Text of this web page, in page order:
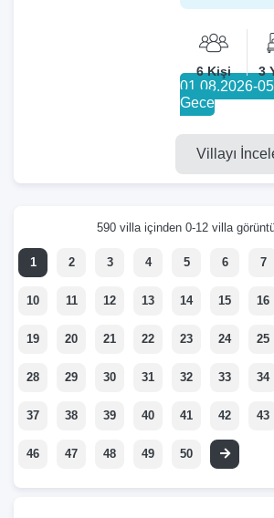
6 Kişi 3
01.08.2026-
Gece
Villayı
590 villa içinden 0-12 villa
1 2 3 4 5 6 7
10 11 12 13 14 15 16
19 20 21 22 23 24 25
28 29 30 31 32 33 34
37 38 39 40 41 42 43
46 47 48 49 50